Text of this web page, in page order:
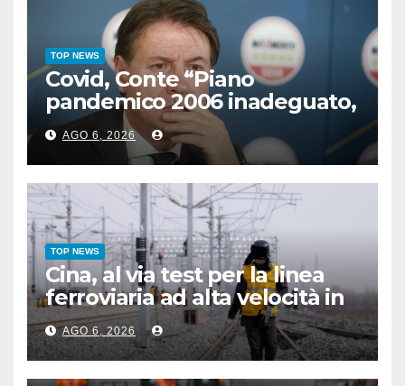
TOP NEWS
Covid, Conte “Piano
pandemico 2006 inadeguato,
virus senza precedenti”
AGO 6, 2026
TOP NEWS
Cina, al via test per la linea
ferroviaria ad alta velocità in
zona permafrost
AGO 6, 2026